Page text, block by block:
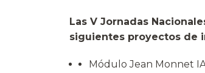
Las V Jornadas
siguientes proyectos de
Módulo Jean Monnet